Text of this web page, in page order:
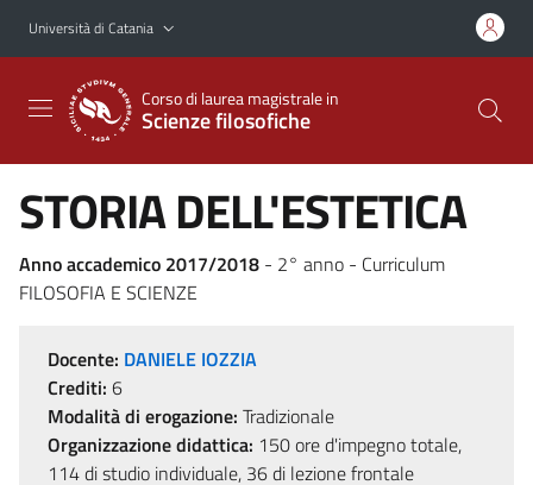
Vai al contenuto principale
Vai al menu di navigazione
Università di Catania
Corso di laurea magistrale in
Scienze filosofiche
STORIA DELL'ESTETICA
Anno accademico 2017/2018 - 2° anno - Curriculum
FILOSOFIA E SCIENZE
Docente: DANIELE IOZZIA
Crediti: 6
Modalità di erogazione: Tradizionale
Organizzazione didattica: 150 ore d'impegno totale,
114 di studio individuale, 36 di lezione frontale